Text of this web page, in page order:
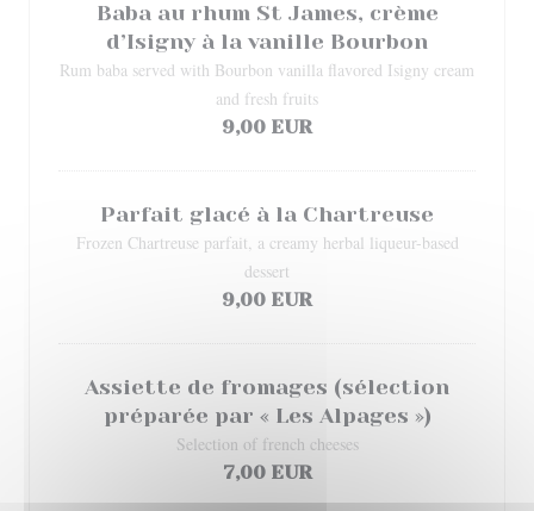
Baba au rhum St James, crème
d’Isigny à la vanille Bourbon
Rum baba served with Bourbon vanilla flavored Isigny cream
and fresh fruits
9,00 EUR
Parfait glacé à la Chartreuse
Frozen Chartreuse parfait, a creamy herbal liqueur-based
dessert
9,00 EUR
Assiette de fromages (sélection
préparée par « Les Alpages »)
Selection of french cheeses
7,00 EUR